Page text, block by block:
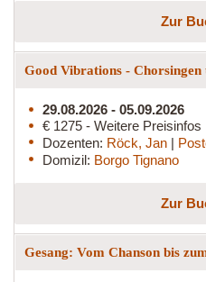
Zur
Good Vibrations - Chorsingen
29.08.2026 - 05.09.2026
€ 1275 - Weitere Preisinfos
Dozenten: Röck, Jan |
Domizil: Borgo Tignano
Zur
Gesang: Vom Chanson bis